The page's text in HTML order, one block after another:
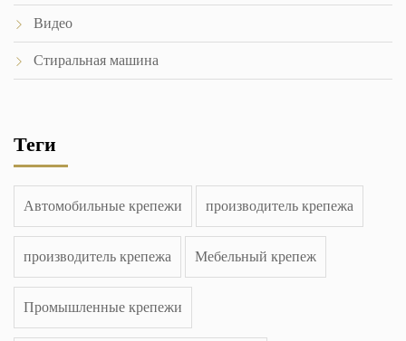
Видео
Стиральная машина
Теги
Автомобильные крепежи производитель крепежа
производитель крепежа Мебельный крепеж
Промышленные крепежи